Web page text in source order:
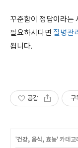
꾸준함이 정답이라는
필요하시다면 질병관
됩니다.
공감 구
'건강, 음식, 효능' 카테고